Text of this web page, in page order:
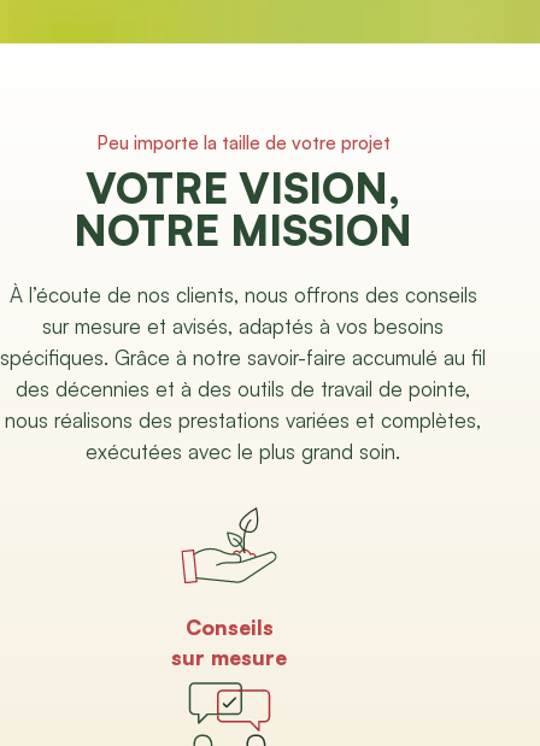
Peu importe la taille de votre projet
VOTRE VISION,
NOTRE MISSION
À l’écoute de nos clients, nous offrons des conseils
sur mesure et avisés, adaptés à vos besoins
spécifiques. Grâce à notre savoir-faire accumulé au fil
des décennies et à des outils de travail de pointe,
nous réalisons des prestations variées et complètes,
exécutées avec le plus grand soin.
Conseils
sur mesure